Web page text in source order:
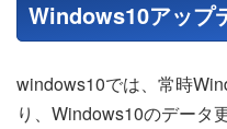
Windows10アップ
windows10では、常時
り、Windows10のデータ